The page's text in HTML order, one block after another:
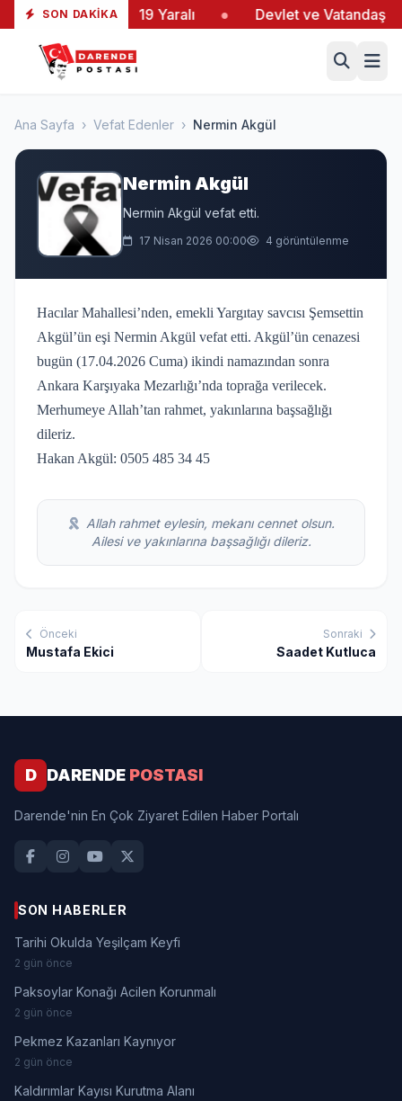
SON DAKIKA
Yangında 19 Yaralı Devlet ve Vatandaş El
Ana Sayfa › Vefat Edenler › Nermin Akgül
Nermin Akgül
Nermin Akgül vefat etti.
17 Nisan 2026 00:00 4 görüntülenme
Hacılar Mahallesi’nden, emekli Yargıtay savcısı Şemsettin
Akgül’ün eşi Nermin Akgül vefat etti. Akgül’ün cenazesi
bugün (17.04.2026 Cuma) ikindi namazından sonra
Ankara Karşıyaka Mezarlığı’nda toprağa verilecek.
Merhumeye Allah’tan rahmet, yakınlarına başsağlığı
dileriz.
Hakan Akgül: 0505 485 34 45
Allah rahmet eylesin, mekanı cennet olsun.
Ailesi ve yakınlarına başsağlığı dileriz.
Önceki
Mustafa Ekici
Sonraki
Saadet Kutluca
D DARENDE POSTASI
Darende'nin En Çok Ziyaret Edilen Haber Portalı
SON HABERLER
Tarihi Okulda Yeşilçam Keyfi
2 gün önce
Paksoylar Konağı Acilen Korunmalı
2 gün önce
Pekmez Kazanları Kaynıyor
2 gün önce
Kaldırımlar Kayısı Kurutma Alanı